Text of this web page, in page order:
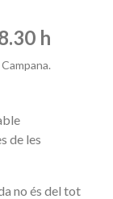
h
de les
no és del tot